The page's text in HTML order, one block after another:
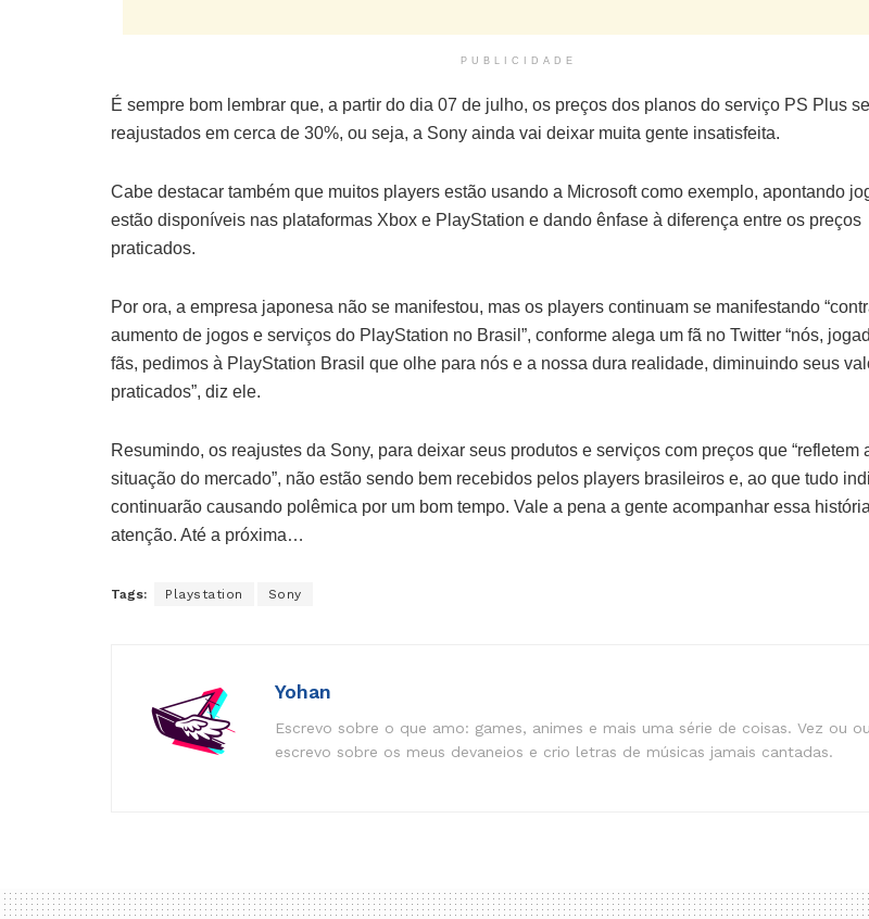
PUBLICIDADE
É sempre bom lembrar que, a partir do dia 07 de julho, os preços dos planos do serviço PS Plus
reajustados em cerca de 30%, ou seja, a Sony ainda vai deixar muita gente insatisfeita.
Cabe destacar também que muitos players estão usando a Microsoft como exemplo, apontando
estão disponíveis nas plataformas Xbox e PlayStation e dando ênfase à diferença entre os preços
praticados.
Por ora, a empresa japonesa não se manifestou, mas os players continuam se manifestando
aumento de jogos e serviços do PlayStation no Brasil”, conforme alega um fã no Twitter “nós,
fãs, pedimos à PlayStation Brasil que olhe para nós e a nossa dura realidade, diminuindo seus
praticados”, diz ele.
Resumindo, os reajustes da Sony, para deixar seus produtos e serviços com preços que “refletem
situação do mercado”, não estão sendo bem recebidos pelos players brasileiros e, ao que tudo
continuarão causando polêmica por um bom tempo. Vale a pena a gente acompanhar essa
atenção. Até a próxima…
Tags: Playstation Sony
Yohan
Escrevo sobre o que amo: games, animes e mais uma série de coisas. Vez ou
escrevo sobre os meus devaneios e crio letras de músicas jamais cantadas.